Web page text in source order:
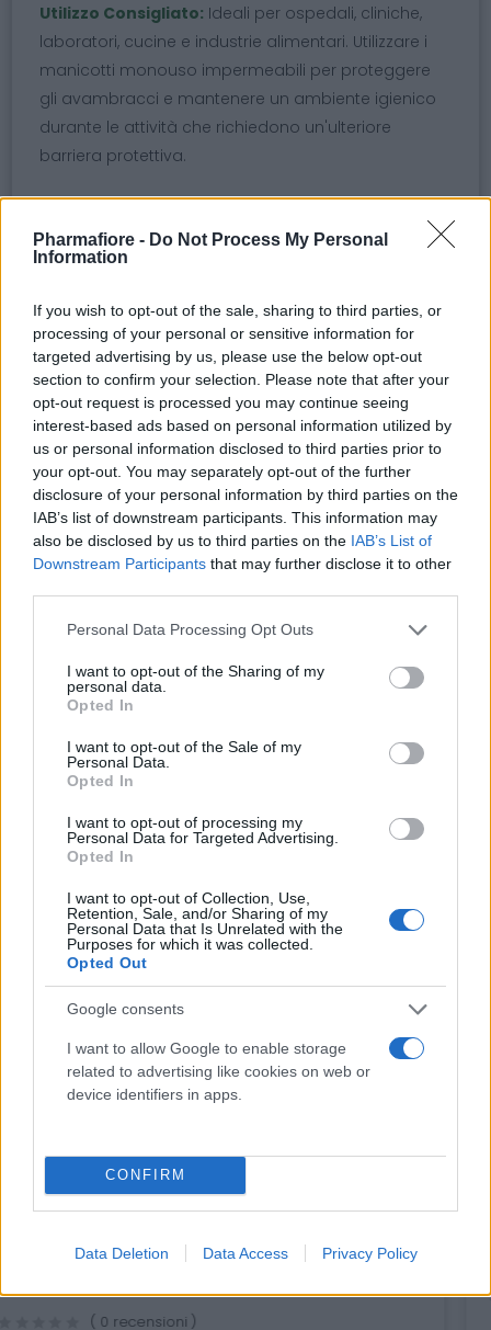
Pharmafiore - Do Not Process My Personal
Information
If you wish to opt-out of the sale, sharing to third parties, or
processing of your personal or sensitive information for
targeted advertising by us, please use the below opt-out
section to confirm your selection. Please note that after your
opt-out request is processed you may continue seeing
interest-based ads based on personal information utilized by
us or personal information disclosed to third parties prior to
your opt-out. You may separately opt-out of the further
disclosure of your personal information by third parties on the
IAB’s list of downstream participants. This information may
also be disclosed by us to third parties on the IAB’s List of
Downstream Participants that may further disclose it to other
Please note that this website/app uses one or more Google
not limited to your visit or usage behaviour. You may click to
grant or deny consent to Google and its third-party tags to
use your data for below specified purposes in below Google
consent section.
Personal Data Processing Opt Outs
I want to opt-out of the Sharing of my
personal data.
Opted In
I want to opt-out of the Sale of my
Personal Data.
Opted In
I want to opt-out of processing my
Personal Data for Targeted Advertising.
Opted In
I want to opt-out of Collection, Use,
Retention, Sale, and/or Sharing of my
Personal Data that Is Unrelated with the
Purposes for which it was collected.
Opted Out
Google consents
I want to allow Google to enable storage
related to advertising like cookies on web or
device identifiers in apps.
CONFIRM
Data Deletion Data Access Privacy Policy
Utilizzo Consigliato: Ideali per ospedali, cliniche,
laboratori, cucine e industrie alimentari. Utilizzare i
manicotti monouso impermeabili per proteggere
gli avambracci e mantenere un ambiente igienico
durante le attività che richiedono un'ulteriore
barriera protettiva.
Argomenti
manicotti monouso
polietilene bianco
confezione da 100 pezzi
protezione igienica
manicotti per cliniche
manicotti per laboratori
manicotti per industrie alimentari
protezione contro liquidi
abbigliamento monouso.
Potrebbero piacerti anche
Occhiali protettivi trasparenti - GIMA
2,22 € (iva esclusa)
singolarmente....
( 0 recensioni )